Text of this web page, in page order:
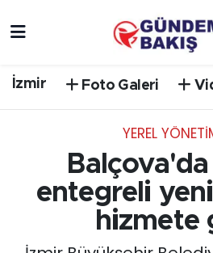
İzmir Foto Galeri
YEREL
entegreli
hizmete
EGE
Trafik Durumu
Süper Lig Puan
Tüm Manşetler